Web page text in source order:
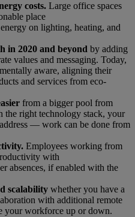
costs. Large office spaces
place
on lighting, heating, and
in 2020 and beyond by adding
values and messaging. Today,
aware, aligning their
and services from eco-
from a bigger pool from
the right technology stack, your
— work can be done from
Employees working from
with
absences, if enabled with the
scalability whether you have a
with additional remote
your workforce up or down.